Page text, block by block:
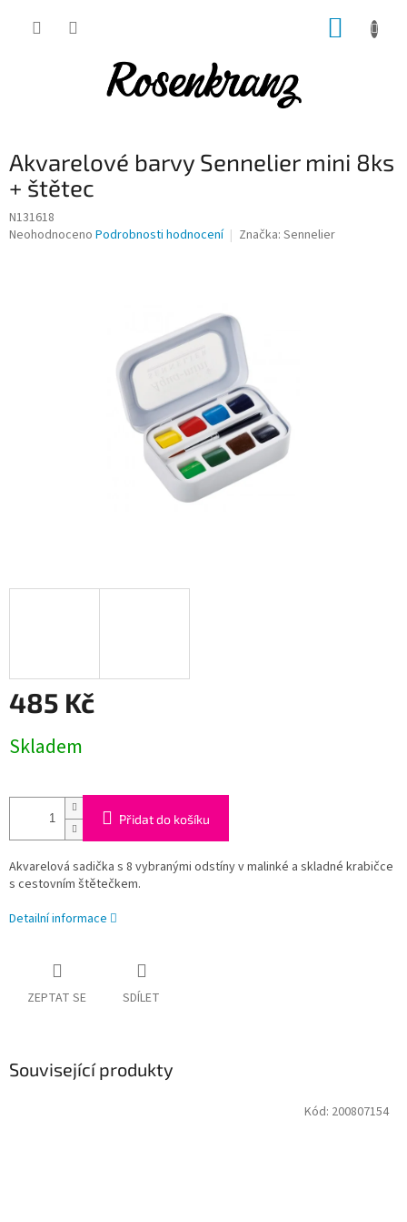
Akvarelové barvy Sennelier mini 8ks
+ štětec
N131618
Průměrné
Neohodnoceno Podrobnosti hodnocení Značka: Sennelier
485 Kč
cena:
Skladem
Přidat do košíku
Akvarelová sadička s 8 vybranými odstíny v malinké a skladné krabičce
s cestovním štětečkem.
Detailní informace
ZEPTAT SE SDÍLET
Související produkty
Kód: 200807154